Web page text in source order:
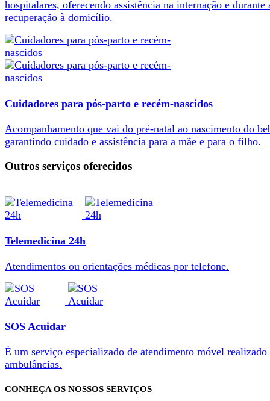
hospitalares, oferecendo assistência na internação e durante
recuperação à domicílio.
Cuidadores para pós-parto e recém-nascidos
Acompanhamento que vai do pré-natal ao nascimento do
garantindo cuidado e assistência para a mãe e para o filho.
Outros serviços oferecidos
Telemedicina 24h
Atendimentos ou orientações médicas por telefone.
SOS Acuidar
É um serviço especializado de atendimento móvel realizado
ambulâncias.
CONHEÇA OS NOSSOS SERVIÇOS